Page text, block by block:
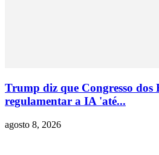
Trump diz que Congresso dos
regulamentar a IA 'até...
agosto 8, 2026